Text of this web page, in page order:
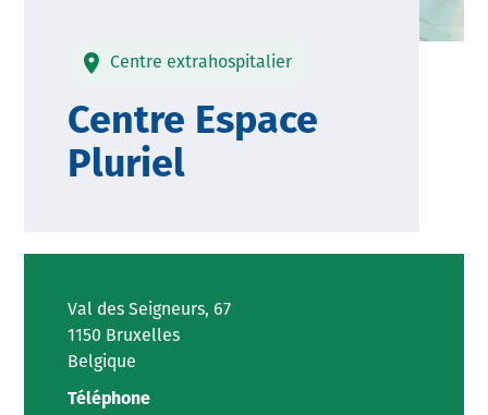
Centre extrahospitalier
Centre Espace
Pluriel
Val des Seigneurs, 67
1150 Bruxelles
Belgique
Téléphone